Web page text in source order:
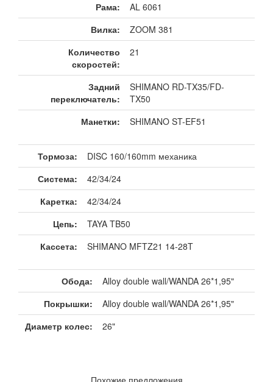
Рама:
AL 6061
Вилка:
ZOOM 381
Количество
скоростей:
21
Задний
переключатель:
SHIMANO RD-TX35/FD-
TX50
Манетки:
SHIMANO ST-EF51
Тормоза:
DISC 160/160mm механика
Система:
42/34/24
Каретка:
42/34/24
Цепь:
TAYA TB50
Кассета:
SHIMANO MFTZ21 14-28T
Обода:
Alloy double wall/WANDA 26*1,95"
Покрышки:
Alloy double wall/WANDA 26*1,95"
Диаметр колес:
26"